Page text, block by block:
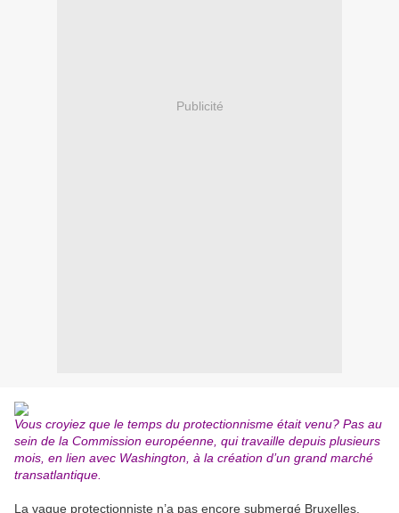
Publicité
Vous croyiez que le temps du protectionnisme était venu? Pas au
sein de la Commission européenne, qui travaille depuis plusieurs
mois, en lien avec Washington, à la création d’un grand marché
transatlantique.
La vague protectionniste n’a pas encore submergé Bruxelles.